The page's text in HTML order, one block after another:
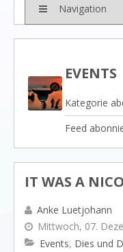
Rivièra Maison
Neptune
Dash & Albert
Ilse Jacobsen
PROJEKTE
BLOG
Legendäre
Navigation
EVENTS
Kategorie
Feed
IT WAS A
Anke Luetjohann
Mittwoch, 07.
Events Dies und